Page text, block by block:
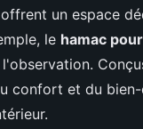
un espace
le hamac
confort et du